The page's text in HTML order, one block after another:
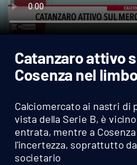
Economia e lavoro
Italia Mondo
Sport
Cultura
Catanzaro attivo
Cosenza nel limbo
Calciomercato ai nastri di
vista della Serie B, è
entrata, mentre a
l'incertezza, soprattutto
societario